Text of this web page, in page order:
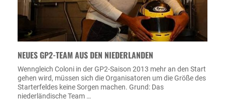
NEUES GP2-TEAM AUS DEN NIEDERLANDEN
Wenngleich Coloni in der GP2-Saison 2013 mehr an den Start
gehen wird, müssen sich die Organisatoren um die Größe des
Starterfeldes keine Sorgen machen. Grund: Das
niederländische Team …